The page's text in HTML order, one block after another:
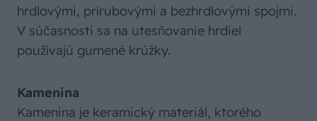
hrdlovými, prírubovými a bezhrdlovými spojmi.
V súčasnosti sa na utesňovanie hrdiel
používajú gumené krúžky.
Kamenina
Kamenina je keramický materiál, ktorého